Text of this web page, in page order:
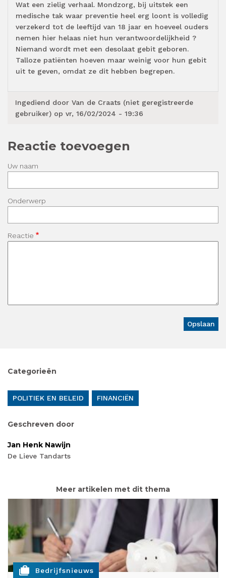
Wat een zielig verhaal. Mondzorg, bij uitstek een
medische tak waar preventie heel erg loont is volledig
verzekerd tot de leeftijd van 18 jaar en hoeveel ouders
nemen hier helaas niet hun verantwoordelijkheid ?
Niemand wordt met een desolaat gebit geboren.
Talloze patiënten hoeven maar weinig voor hun gebit
uit te geven, omdat ze dit hebben begrepen.
Ingediend door Van de Craats (niet geregistreerde
gebruiker) op vr, 16/02/2024 - 19:36
Reactie toevoegen
Uw naam
Onderwerp
Reactie
Categorieën
POLITIEK EN BELEID FINANCIËN
Geschreven door
Jan Henk Nawijn
De Lieve Tandarts
Meer artikelen met dit thema
cases Bedrijfsnieuws